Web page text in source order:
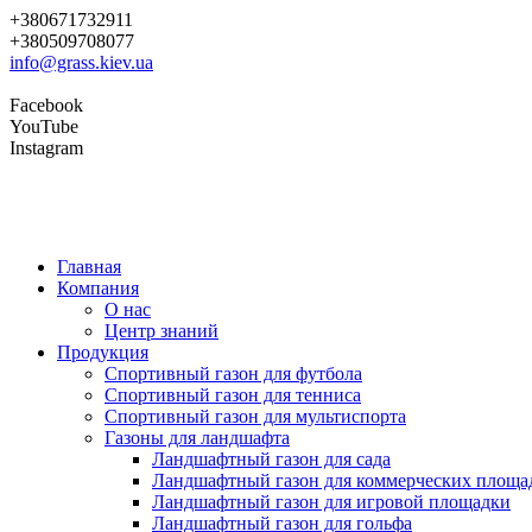
+380671732911
+380509708077
info@grass.kiev.ua
Facebook
YouTube
Instagram
Главная
Компания
О нас
Центр знаний
Продукция
Cпортивный газон для футбола
Cпортивный газон для тенниса
Cпортивный газон для мультиспорта
Газоны для ландшафта
Ландшафтный газон для сада
Ландшафтный газон для коммерческих
Ландшафтный газон для игровой площадки
Ландшафтный газон для гольфа